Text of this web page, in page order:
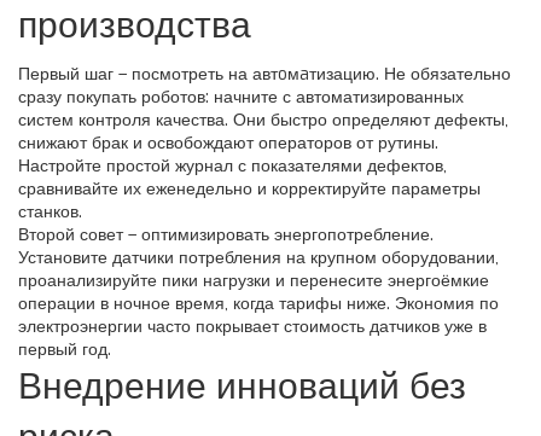
производства
Первый шаг – посмотреть на автoмaтизацию. Не обязательно
сразу покупать роботов: начните с автоматизированных
систем контроля качества. Они быстро определяют дефекты,
снижают брак и освобождают операторов от рутины.
Настройте простой журнал с показателями дефектов,
сравнивайте их еженедельно и корректируйте параметры
станков.
Второй совет – оптимизировать энергопотребление.
Установите датчики потребления на крупном оборудовании,
проанализируйте пики нагрузки и перенесите энергоёмкие
операции в ночное время, когда тарифы ниже. Экономия по
электроэнергии часто покрывает стоимость датчиков уже в
первый год.
Внедрение инноваций без